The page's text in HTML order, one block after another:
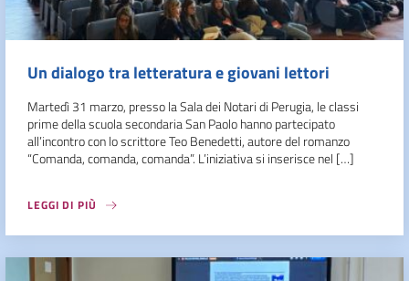
Un dialogo tra letteratura e giovani lettori
Martedì 31 marzo, presso la Sala dei Notari di Perugia, le classi
prime della scuola secondaria San Paolo hanno partecipato
all’incontro con lo scrittore Teo Benedetti, autore del romanzo
“Comanda, comanda, comanda”. L’iniziativa si inserisce nel […]
LEGGI DI PIÙ